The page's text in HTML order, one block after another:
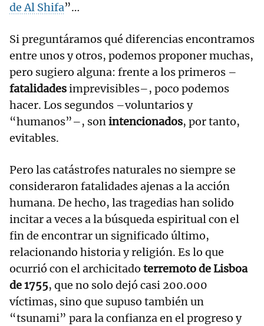
de Al Shifa”…
Si preguntáramos qué diferencias encontramos
entre unos y otros, podemos proponer muchas,
pero sugiero alguna: frente a los primeros –
fatalidadesimprevisibles–, poco podemos
hacer. Los segundos –voluntarios y
“humanos”–, sonintencionados, por tanto,
evitables.
Pero las catástrofes naturales no siempre se
consideraron fatalidades ajenas a la acción
humana. De hecho, las tragedias han solido
incitar a veces a la búsqueda espiritual con el
fin de encontrar un significado último,
relacionando historia y religión. Es lo que
ocurrió con el archicitado terremoto de Lisboa
de 1755, que no solo dejó casi 200.000
víctimas, sino que supuso también un
“tsunami” para la confianza en el progreso y